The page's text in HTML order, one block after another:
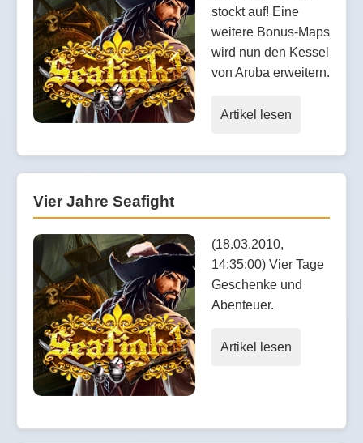
stockt auf! Eine
weitere Bonus-Maps
wird nun den Kessel
von Aruba erweitern.
Artikel lesen
Vier Jahre Seafight
(18.03.2010,
14:35:00) Vier Tage
Geschenke und
Abenteuer.
Artikel lesen